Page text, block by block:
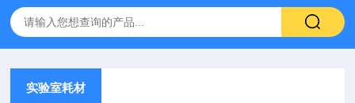
实验室耗材